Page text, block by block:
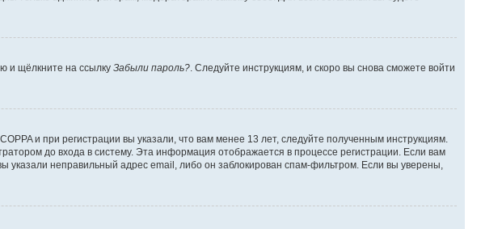
и щёлкните на ссылку Забыли пароль? . Следуйте инструкциям, и скоро вы снова сможете войти
и при регистрации вы указали, что вам менее 13 лет, следуйте полученным инструкциям.
до входа в систему. Эта информация отображается в процессе регистрации. Если вам
неправильный адрес email, либо он заблокирован спам-фильтром. Если вы уверены,